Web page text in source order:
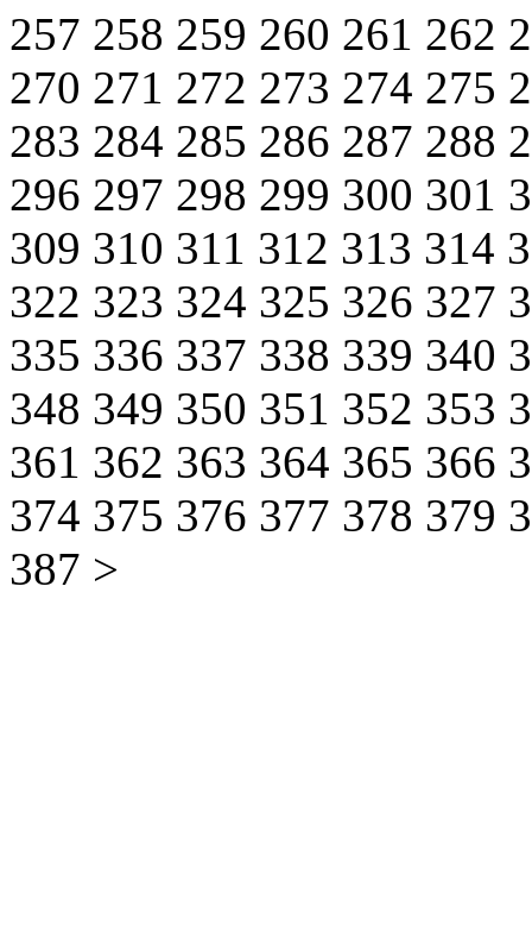
257 258 259 260 261 262
270 271 272 273 274 275
283 284 285 286 287 288
296 297 298 299 300 301
309 310 311 312 313 314
322 323 324 325 326 327
335 336 337 338 339 340
348 349 350 351 352 353
361 362 363 364 365 366
374 375 376 377 378 379
387 >